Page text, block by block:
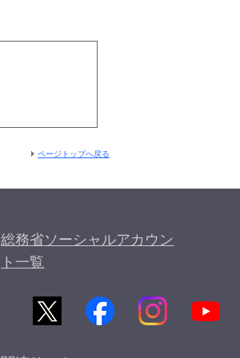
ページトップへ戻る
総務省ソーシャルアカウン
ト一覧